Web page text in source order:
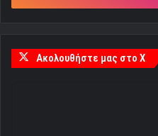
Ακολουθήστε μας στο X